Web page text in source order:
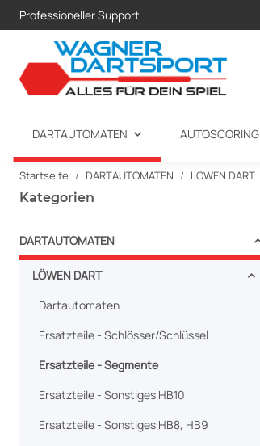
Professioneller Support
DARTAUTOMATEN AUTOSCORING
Startseite DARTAUTOMATEN LÖWEN DART
Kategorien
DARTAUTOMATEN
LÖWEN DART
Dartautomaten
Ersatzteile - Schlösser/Schlüssel
Ersatzteile - Segmente
Ersatzteile - Sonstiges HB10
Ersatzteile - Sonstiges HB8, HB9